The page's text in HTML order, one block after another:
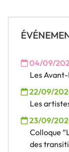
04/09/
Les
22/09/
Les
23/09/
Colloque
des